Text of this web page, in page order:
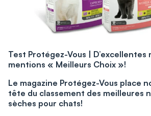
Test Protégez-Vous |
mentions « Meilleurs Choix »!
Le magazine Protégez-Vous place
tête du classement des meilleures
sèches pour chats!